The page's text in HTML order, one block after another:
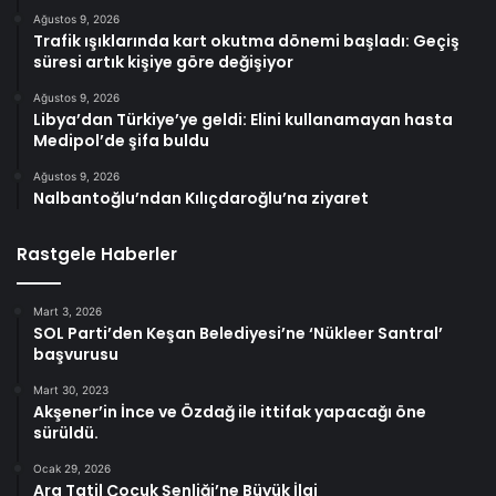
Ağustos 9, 2026
Trafik ışıklarında kart okutma dönemi başladı: Geçiş
süresi artık kişiye göre değişiyor
Ağustos 9, 2026
Libya’dan Türkiye’ye geldi: Elini kullanamayan hasta
Medipol’de şifa buldu
Ağustos 9, 2026
Nalbantoğlu’ndan Kılıçdaroğlu’na ziyaret
Rastgele Haberler
Mart 3, 2026
SOL Parti’den Keşan Belediyesi’ne ‘Nükleer Santral’
başvurusu
Mart 30, 2023
Akşener’in İnce ve Özdağ ile ittifak yapacağı öne
sürüldü.
Ocak 29, 2026
Ara Tatil Çocuk Şenliği’ne Büyük İlgi